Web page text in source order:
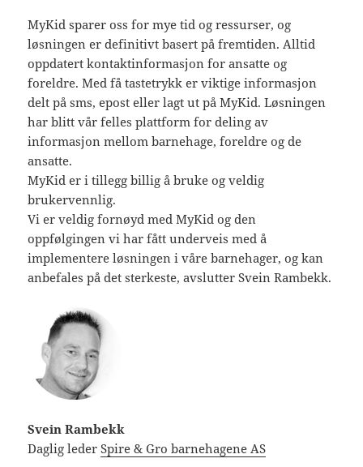
MyKid sparer oss for mye tid og ressurser, og
løsningen er definitivt basert på fremtiden. Alltid
oppdatert kontaktinformasjon for ansatte og
foreldre. Med få tastetrykk er viktige informasjon
delt på sms, epost eller lagt ut på MyKid. Løsningen
har blitt vår felles plattform for deling av
informasjon mellom barnehage, foreldre og de
ansatte.
MyKid er i tillegg billig å bruke og veldig
brukervennlig.
Vi er veldig fornøyd med MyKid og den
oppfølgingen vi har fått underveis med å
implementere løsningen i våre barnehager, og kan
anbefales på det sterkeste, avslutter Svein Rambekk.
Svein Rambekk
Daglig lederSpire & Gro barnehagene AS